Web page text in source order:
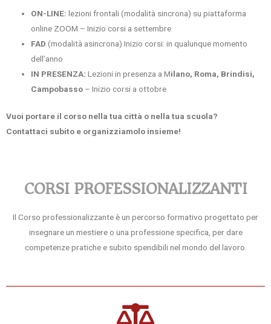
ON-LINE: lezioni frontali (modalità sincrona) su piattaforma
online ZOOM – Inizio corsi a settembre
FAD (modalità asincrona) Inizio corsi: in qualunque momento
dell’anno
IN PRESENZA: Lezioni in presenza a Milano, Roma, Brindisi,
Campobasso – Inizio corsi a ottobre
Vuoi portare il corso nella tua città o nella tua scuola?
Contattaci subito e organizziamolo insieme!
CORSI PROFESSIONALIZZANTI
Il Corso professionalizzante è un percorso formativo progettato per
insegnare un mestiere o una professione specifica, per dare
competenze pratiche e subito spendibili nel mondo del lavoro.